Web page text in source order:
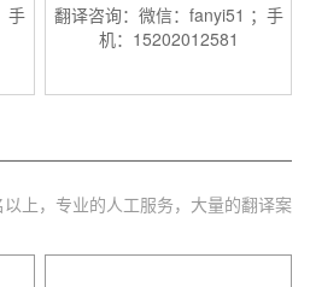
手
翻译咨询：微信：fanyi51 ；手
机：15202012581
上，专业的人工服务，大量的翻译案